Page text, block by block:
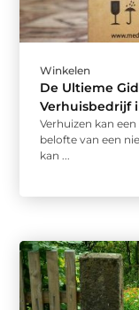
Winkelen
De Ultieme
Verhuisbedrijf
Verhuizen kan
belofte van een
kan ...